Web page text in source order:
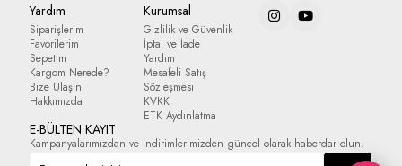
Yardım
Siparişlerim
Favorilerim
Sepetim
Kargom Nerede?
Bize Ulaşın
Hakkımızda
Kurumsal
Gizlilik ve Güvenlik
İptal ve İade
Yardım
Mesafeli Satış
Sözleşmesi
KVKK
ETK Aydınlatma
E-BÜLTEN KAYIT
Kampanyalarımızdan ve indirimlerimizden güncel olarak haberdar olun.